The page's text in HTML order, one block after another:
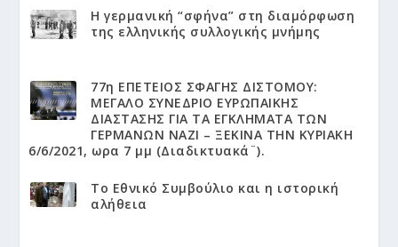
Η γερμανική “σφήνα” στη διαμόρφωση
της ελληνικής συλλογικής μνήμης
77η ΕΠΕΤΕΙΟΣ ΣΦΑΓΗΣ ΔΙΣΤΟΜΟΥ:
ΜΕΓΑΛΟ ΣΥΝΕΔΡΙΟ ΕΥΡΩΠΑΙΚΗΣ
ΔΙΑΣΤΑΣΗΣ ΓΙΑ ΤΑ ΕΓΚΛΗΜΑΤΑ ΤΩΝ
ΓΕΡΜΑΝΩΝ ΝΑΖΙ – ΞΕΚΙΝΑ ΤΗΝ ΚΥΡΙΑΚΗ
6/6/2021, ωρα 7 μμ (Διαδικτυακά¨).
Το Εθνικό Συμβούλιο και η ιστορική
αλήθεια